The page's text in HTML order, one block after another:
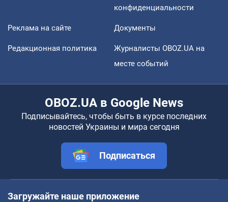
конфиденциальности
Реклама на сайте Документы
Редакционная политика
Журналисты OBOZ.UA на
месте событий
OBOZ.UA в Google News
Подписывайтесь, чтобы быть в курсе последних
новостей Украины и мира сегодня
Подписаться
Загружайте наше приложение